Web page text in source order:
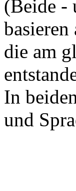
(Beide -
basieren
die am
In
und